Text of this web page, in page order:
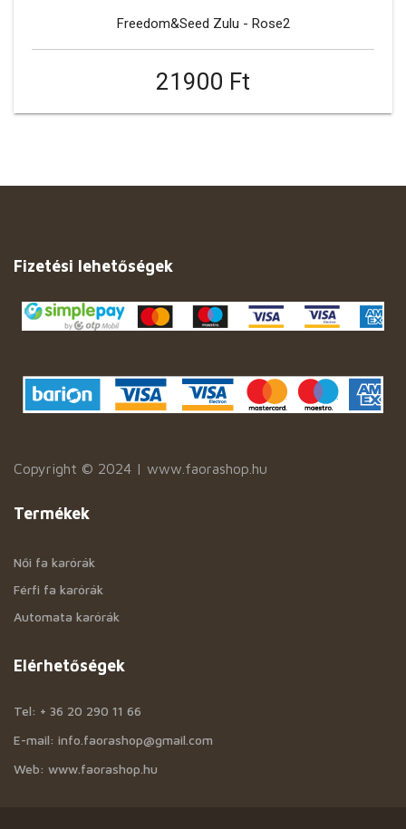
Freedom&Seed Zulu - Rose2
21900 Ft
Fizetési lehetőségek
Copyright © 2024 | www.faorashop.hu
Termékek
Női fa karórák
Férfi fa karórák
Automata karórák
Elérhetőségek
Tel: + 36 20 290 11 66
E-mail: info.faorashop@gmail.com
Web: www.faorashop.hu